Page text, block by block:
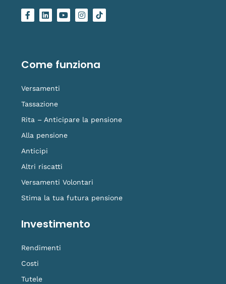
F
a
o
k
L
i
i
n
Y
o
e
I
n
r
a
L
o
i
k
Come funziona
Versamenti
Tassazione
Rita – Anticipare la pensione
Alla pensione
Anticipi
Altri riscatti
Versamenti Volontari
Stima la tua futura pensione
Investimento
Rendimenti
Costi
Tutele